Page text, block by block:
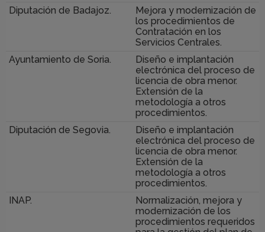
Diputación de Badajoz.
Mejora y modernización de
los procedimientos de
Contratación en los
Servicios Centrales.
Ayuntamiento de Soria.
Diseño e implantación
electrónica del proceso de
licencia de obra menor.
Extensión de la
metodología a otros
procedimientos.
Diputación de Segovia.
Diseño e implantación
electrónica del proceso de
licencia de obra menor.
Extensión de la
metodología a otros
procedimientos.
INAP.
Normalización, mejora y
modernización de los
procedimientos requeridos